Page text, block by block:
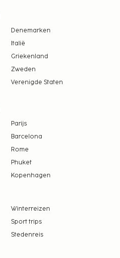
Denemarken
Italië
Griekenland
Zweden
Verenigde Staten
Parijs
Barcelona
Rome
Phuket
Kopenhagen
Winterreizen
Sport trips
Stedenreis